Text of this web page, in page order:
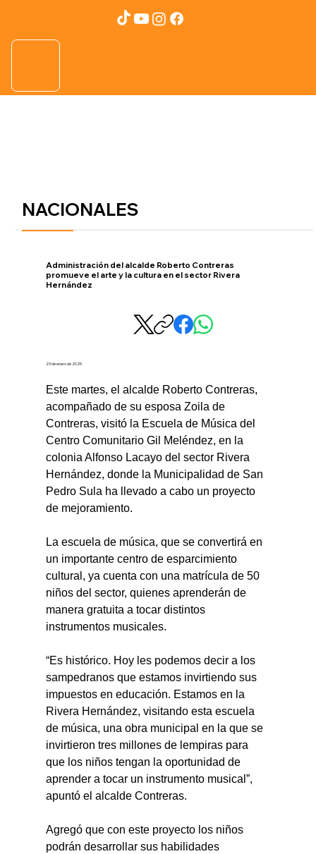
NACIONALES
Administración del alcalde Roberto Contreras
promueve el arte y la cultura en el sector Rivera
Hernández
23 de enero de 2025
Este martes, el alcalde Roberto Contreras,
acompañado de su esposa Zoila de
Contreras, visitó la Escuela de Música del
Centro Comunitario Gil Meléndez, en la
colonia Alfonso Lacayo del sector Rivera
Hernández, donde la Municipalidad de San
Pedro Sula ha llevado a cabo un proyecto
de mejoramiento.
La escuela de música, que se convertirá en
un importante centro de esparcimiento
cultural, ya cuenta con una matrícula de 50
niños del sector, quienes aprenderán de
manera gratuita a tocar distintos
instrumentos musicales.
“Es histórico. Hoy les podemos decir a los
sampedranos que estamos invirtiendo sus
impuestos en educación. Estamos en la
Rivera Hernández, visitando esta escuela
de música, una obra municipal en la que se
invirtieron tres millones de lempiras para
que los niños tengan la oportunidad de
aprender a tocar un instrumento musical”,
apuntó el alcalde Contreras.
Agregó que con este proyecto los niños
podrán desarrollar sus habilidades